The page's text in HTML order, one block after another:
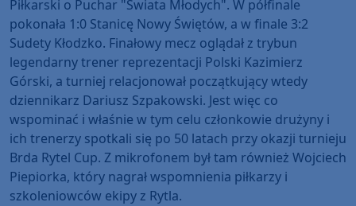
Piłkarski o Puchar "Świata Młodych". W półfinale
pokonała 1:0 Stanicę Nowy Świętów, a w finale 3:2
Sudety Kłodzko. Finałowy mecz oglądał z trybun
legendarny trener reprezentacji Polski Kazimierz
Górski, a turniej relacjonował początkujący wtedy
dziennikarz Dariusz Szpakowski. Jest więc co
wspominać i właśnie w tym celu członkowie drużyny i
ich trenerzy spotkali się po 50 latach przy okazji turnieju
Brda Rytel Cup. Z mikrofonem był tam również Wojciech
Piepiorka, który nagrał wspomnienia piłkarzy i
szkoleniowców ekipy z Rytla.